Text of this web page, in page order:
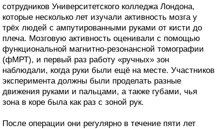
сотрудников Университетского колледжа Лондона,
которые несколько лет изучали активность мозга у
трёх людей с ампутированными руками от кисти до
плеча. Мозговую активность оценивали с помощью
функциональной магнитно-резонансной томографии
(фМРТ), и первый раз работу «ручных» зон
наблюдали, когда руки были ещё на месте. Участников
эксперимента должны были проделать разные
движения руками и пальцами, а также губами, чья
зона в коре была как раз с зоной рук.
После операции они регулярно в течение пяти лет